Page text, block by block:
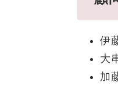
伊
大
加